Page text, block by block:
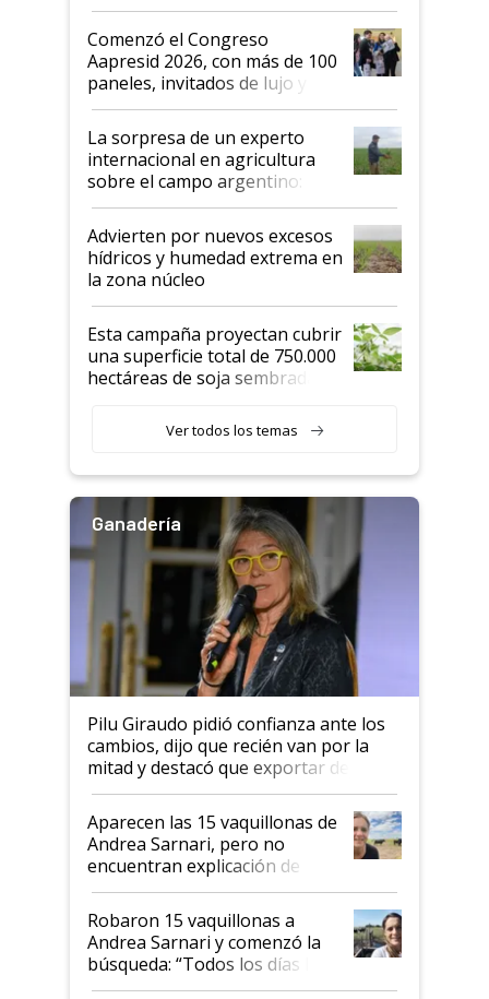
"No es bueno que en
Argentina se sigan discutiendo
las mismas cosas de hace 50
años"
Comenzó el Congreso
Aapresid 2026, con más de 100
paneles, invitados de lujo y
todas las tendencias
La sorpresa de un experto
internacional en agricultura
sobre el campo argentino:
"Estoy muy impresionado"
Advierten por nuevos excesos
hídricos y humedad extrema en
la zona núcleo
Esta campaña proyectan cubrir
una superficie total de 750.000
hectáreas de soja sembradas
variedades que marcan un
salto tecnológico en genética y
Ver todos los temas
Ganadería
Pilu Giraudo pidió confianza ante los
cambios, dijo que recién van por la
mitad y destacó que exportar dejó de
ser "para unos pocos": "Tenemos un
mandato muy claro del gobierno
nacional"
Aparecen las 15 vaquillonas de
Andrea Sarnari, pero no
encuentran explicación de
cómo llegaron allí
Robaron 15 vaquillonas a
Andrea Sarnari y comenzó la
búsqueda: “Todos los días le
toca a algún productor”